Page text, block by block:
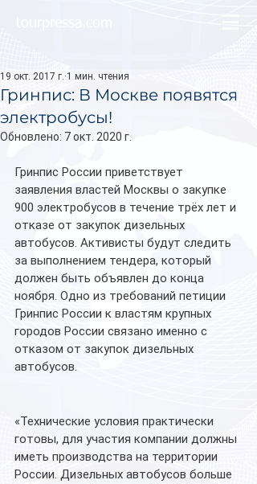
Гринпис: В Москве появятся
электробусы!
19 окт. 2017 г. 1 мин. чтения
Обновлено: 7 окт. 2020 г.
Гринпис России приветствует
заявления властей Москвы о закупке
900 электробусов в течение трёх лет и
отказе от закупок дизельных
автобусов. Активисты будут следить
за выполнением тендера, который
должен быть объявлен до конца
ноября. Одно из требований петиции
Гринпис России к властям крупных
городов России связано именно с
отказом от закупок дизельных
автобусов.
«Технические условия практически
готовы, для участия компании должны
иметь производства на территории
России. Дизельных автобусов больше